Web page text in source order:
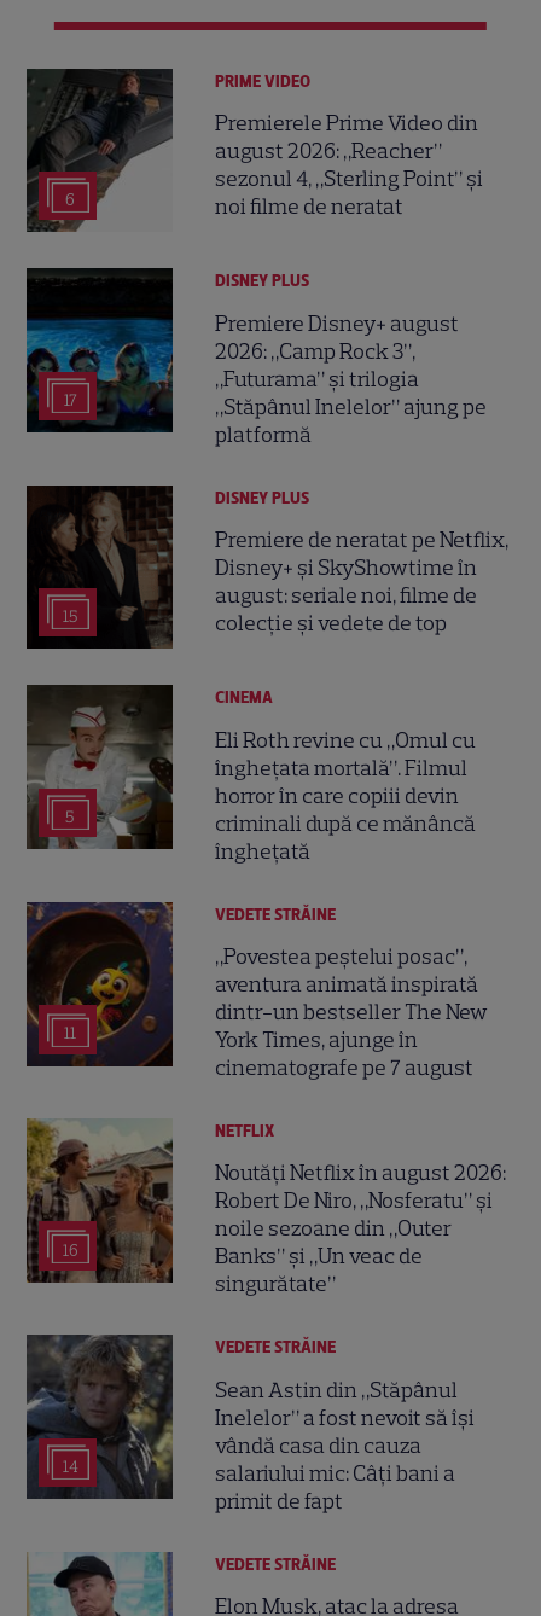
6
PRIME VIDEO
Premierele Prime Video din
august 2026: „Reacher”
sezonul 4, „Sterling Point” și
noi filme de neratat
17
DISNEY PLUS
Premiere Disney+ august
2026: „Camp Rock 3”,
„Futurama” și trilogia
„Stăpânul Inelelor” ajung pe
platformă
15
DISNEY PLUS
Premiere de neratat pe Netflix,
Disney+ și SkyShowtime în
august: seriale noi, filme de
colecție și vedete de top
5
CINEMA
Eli Roth revine cu „Omul cu
înghețata mortală”. Filmul
horror în care copiii devin
criminali după ce mănâncă
înghețată
11
VEDETE STRĂINE
„Povestea peștelui posac”,
aventura animată inspirată
dintr-un bestseller The New
York Times, ajunge în
cinematografe pe 7 august
16
NETFLIX
Noutăți Netflix în august 2026:
Robert De Niro, „Nosferatu” și
noile sezoane din „Outer
Banks” și „Un veac de
singurătate”
14
VEDETE STRĂINE
Sean Astin din „Stăpânul
Inelelor” a fost nevoit să își
vândă casa din cauza
salariului mic: Câți bani a
primit de fapt
VEDETE STRĂINE
Elon Musk, atac la adresa